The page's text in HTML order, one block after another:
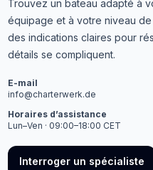
Trouvez un bateau adapté à
équipage et à votre niveau
des indications claires pour
détails se compliquent.
E-mail
info@charterwerk.de
Horaires d’assistance
Lun–Ven · 09:00–18:00 CET
Interroger un spécialiste